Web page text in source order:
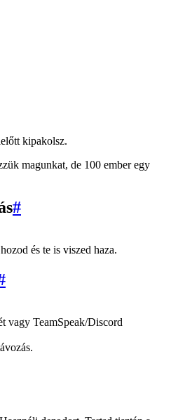
kipakolsz.
magunkat, de 100 ember egy
#
és te is viszed haza.
vagy TeamSpeak/Discord